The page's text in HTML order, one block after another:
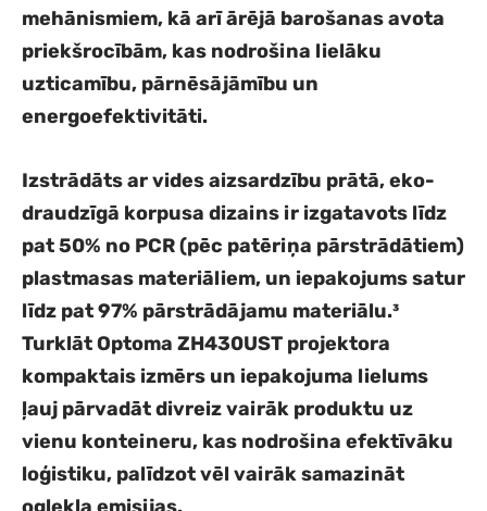
mehānismiem, kā arī ārējā barošanas avota
priekšrocībām, kas nodrošina lielāku
uzticamību, pārnēsājāmību un
energoefektivitāti.
Izstrādāts ar vides aizsardzību prātā, eko-
draudzīgā korpusa dizains ir izgatavots līdz
pat 50% no PCR (pēc patēriņa pārstrādātiem)
plastmasas materiāliem, un iepakojums satur
līdz pat 97% pārstrādājamu materiālu.³
Turklāt Optoma ZH430UST projektora
kompaktais izmērs un iepakojuma lielums
ļauj pārvadāt divreiz vairāk produktu uz
vienu konteineru, kas nodrošina efektīvāku
loģistiku, palīdzot vēl vairāk samazināt